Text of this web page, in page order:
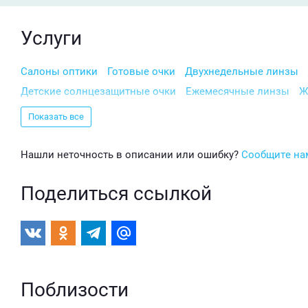
Услуги
Салоны оптики Готовые очки Двухнедельные линзы
Детские солнцезащитные очки
Ежемесячные линзы
Компьютерные очки
Мастерская по изготовлению очков
Оправа
Подбор контактных линз
Поляризационные
Салфетка для очков
Солнцезащитные очки
Показать все
Нашли неточность в описании или ошибку? Сообщите
Поделиться ссылкой
Поблизости